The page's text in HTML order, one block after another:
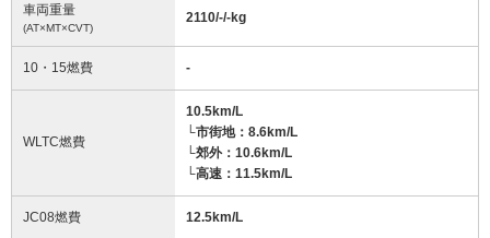
車両重量
(AT×MT×CVT)
2110/-/-kg
10・15燃費 -
WLTC燃費
10.5km/L
└市街地：8.6km/L
└郊外：10.6km/L
└高速：11.5km/L
JC08燃費 12.5km/L